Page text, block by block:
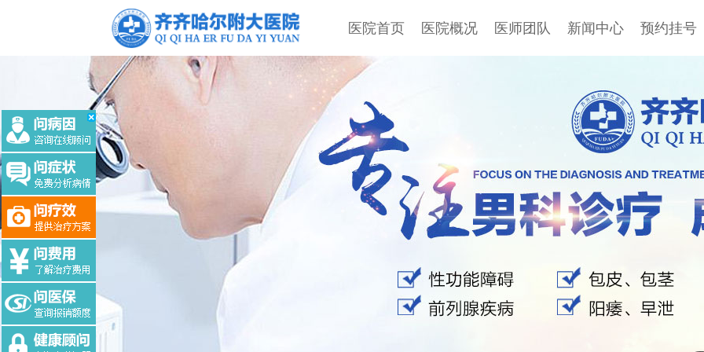
医院首页 医院概况 医师团队 新闻中心 预约挂号